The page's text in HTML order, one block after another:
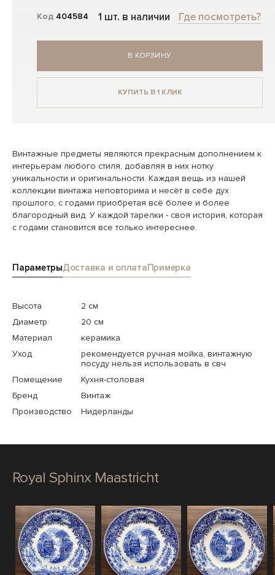
Код 404584 1 шт. в наличии Где посмотреть?
В КОРЗИНУ
КУПИТЬ В 1 КЛИК
Винтажные предметы являются прекрасным дополнением к
интерьерам любого стиля, добавляя в них нотку
уникальности и оригинальности. Каждая вещь из нашей
коллекции винтажа неповторима и несёт в себе дух
прошлого, с годами приобретая всё более и более
благородный вид. У каждой тарелки - своя история, которая
с годами становится все только интереснее.
ПараметрыДоставка и оплатаПримерка
Высота
2 см
Диаметр
20 см
Материал
керамика
Уход
рекомендуется ручная мойка, винтажную
посуду нельзя использовать в свч
Помещение
Кухня-столовая
Бренд
Винтаж
Производство
Нидерланды
Royal Sphinx Maastricht